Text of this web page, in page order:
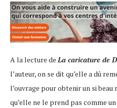
A la lecture deLa caricature de
l’auteur, on se dit qu’elle a dû
l’ouvrage pour obtenir un si
qu’elle ne le prend pas comme